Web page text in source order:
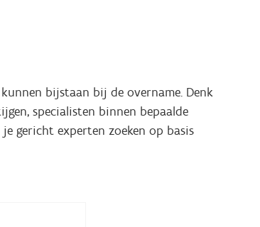
bijstaan bij de overname. Denk
specialisten binnen bepaalde
gericht experten zoeken op basis